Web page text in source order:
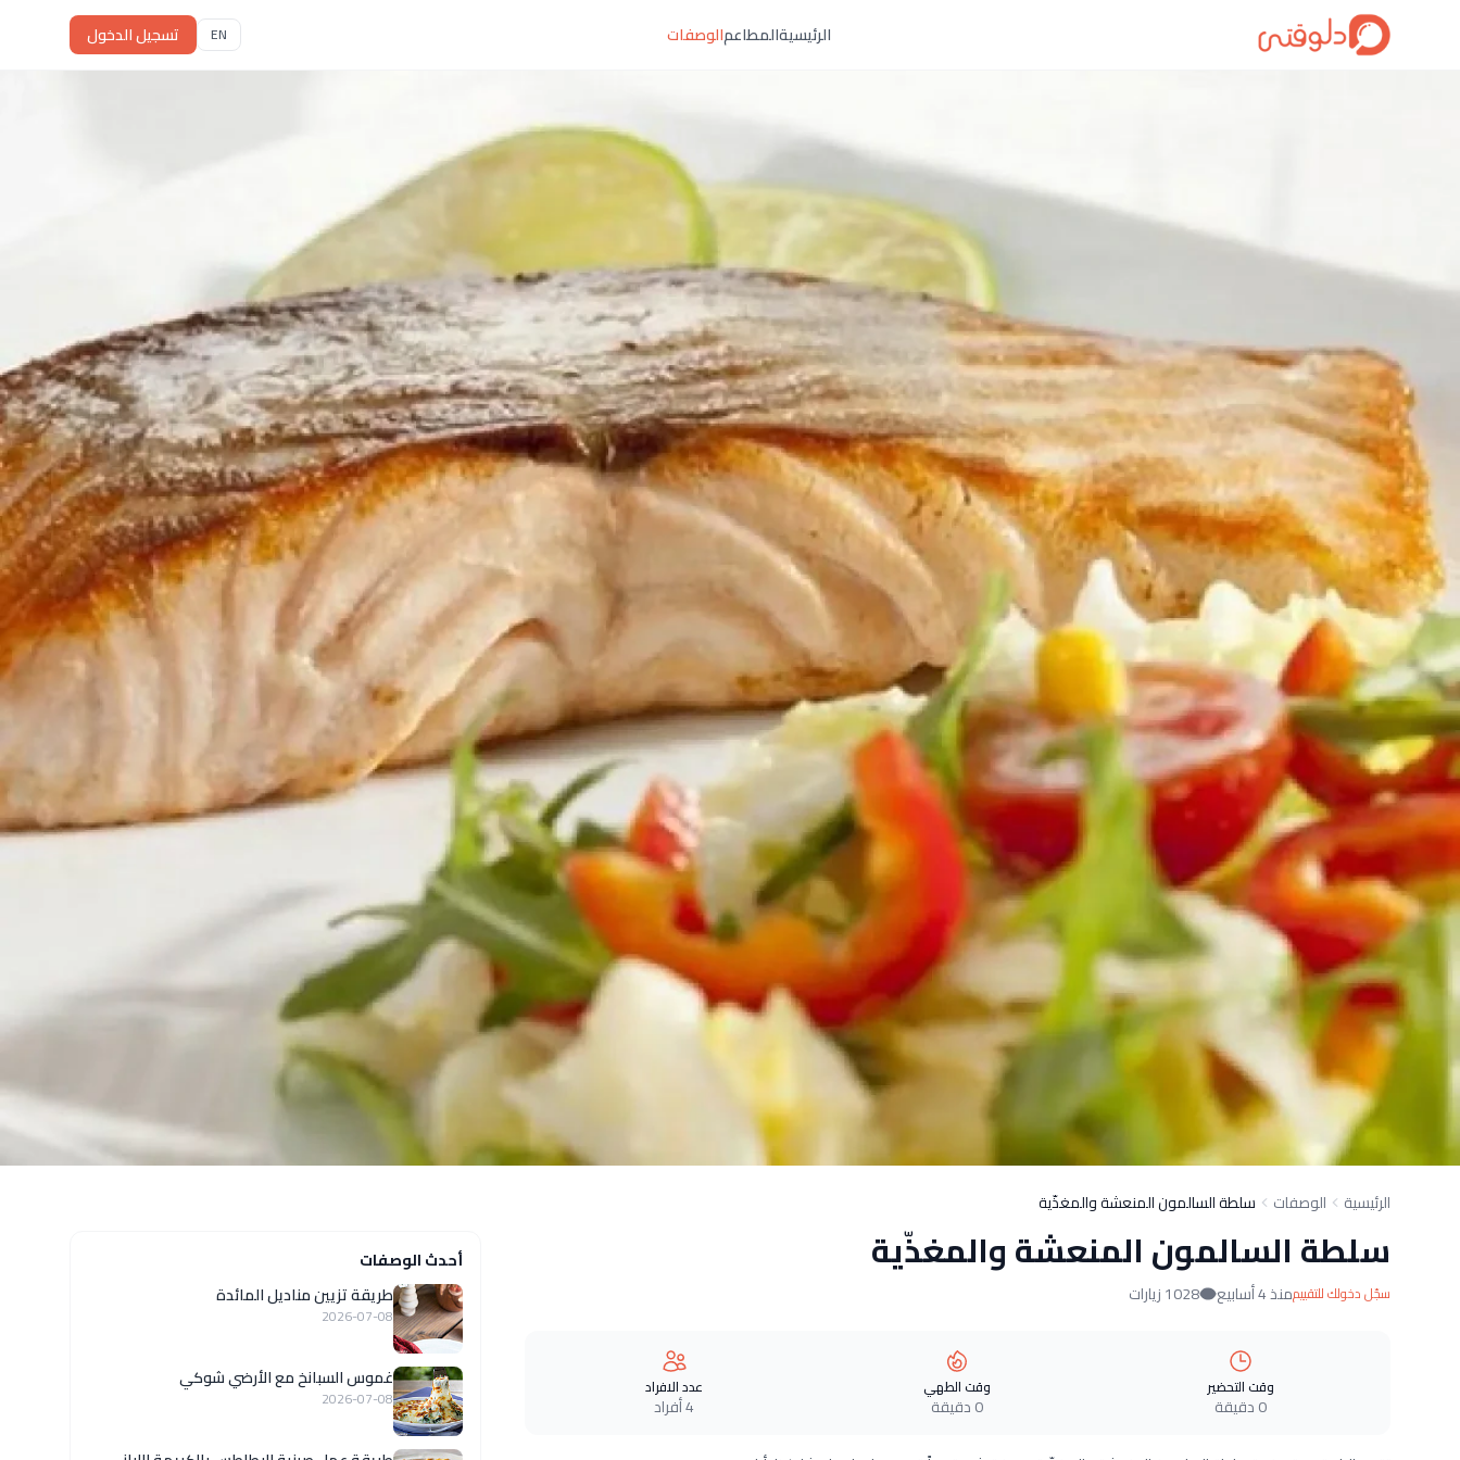
الرئيسيةالمطاعمالوصفات EN تسجيل الدخول
الرئيسية الوصفات سلطة السالمون المنعشة والمغذّية
سلطة السالمون المنعشة والمغذّية
سجّل دخولك للتقييممنذ 4 أسابيع 1028 زيارات
وقت التحضير
0 دقيقة
وقت الطهي
0 دقيقة
عدد الافراد
4 أفراد
أحدث الوصفات
طريقة تزيين مناديل المائدة
2026-07-08
غموس السبانخ مع الأرضي شوكي
2026-07-08